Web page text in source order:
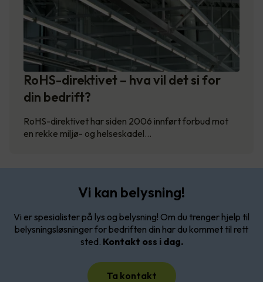
RoHS-direktivet – hva vil det si for
din bedrift?
RoHS-direktivet har siden 2006 innført forbud mot
en rekke miljø- og helseskadel…
Vi kan belysning!
Vi er spesialister på lys og belysning! Om du trenger hjelp til
belysningsløsninger for bedriften din har du kommet til rett
sted. Kontakt oss i dag.
Ta kontakt